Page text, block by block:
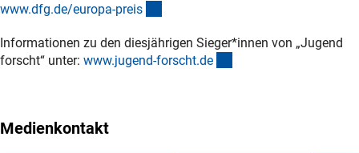
www.dfg.de/europa-preis
Informationen zu den diesjährigen Sieger*innen von „Jugend
forscht“ unter: www.jugend-forscht.de
Medienkontakt